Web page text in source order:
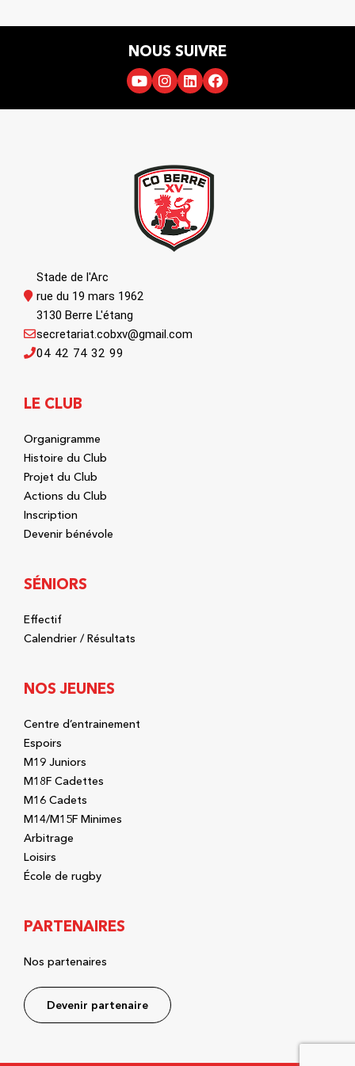
NOUS SUIVRE
Stade de l'Arc
rue du 19 mars 1962
3130 Berre L'étang
04 42 74 32 99
secretariat.cobxv@gmail.com
LE CLUB
Organigramme
Histoire du Club
Projet du Club
Actions du Club
Inscription
Devenir bénévole
SÉNIORS
Effectif
Calendrier / Résultats
NOS JEUNES
Centre d’entrainement
Espoirs
M19 Juniors
M18F Cadettes
M16 Cadets
M14/M15F Minimes
Arbitrage
Loisirs
École de rugby
PARTENAIRES
Nos partenaires
Devenir partenaire